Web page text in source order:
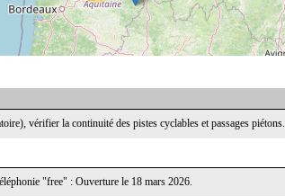
vérifier la continuité des pistes cyclables et passages piétons.
"free" : Ouverture le 18 mars 2026.